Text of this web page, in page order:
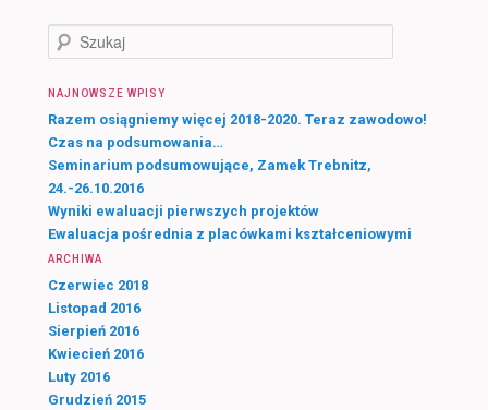
k
a
j
NAJNOWSZE WPISY
Razem osiągniemy więcej 2018-2020. Teraz zawodowo!
Czas na podsumowania…
Seminarium podsumowujące, Zamek Trebnitz,
24.-26.10.2016
Wyniki ewaluacji pierwszych projektów
Ewaluacja pośrednia z placówkami kształceniowymi
ARCHIWA
Czerwiec 2018
Listopad 2016
Sierpień 2016
Kwiecień 2016
Luty 2016
Grudzień 2015